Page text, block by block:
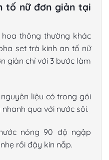
tố nữ đơn giản tại
thông thường khác
set trà kinh an tố nữ
giản chỉ với 3 bước làm
liệu có trong gói
qua với nước sôi.
nóng 90 độ ngập
rồi đậy kín nắp.